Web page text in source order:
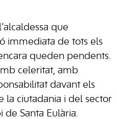
que
immediata de tots els
queden pendents.
celeritat, amb
davant els
la ciutadania i del sector
Santa Eulària.